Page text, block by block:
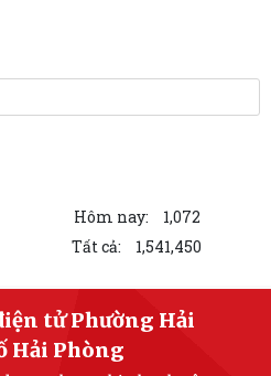
Hôm nay:
1,072
Tất cả: 1,541,450
tử Phường Hải
Hải Phòng